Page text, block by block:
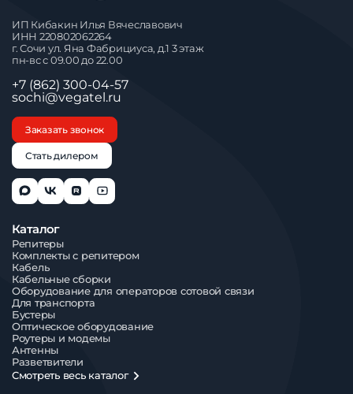
ИП Кибакин Илья Вячеславович⁠
ИНН 220802062264
г. Сочи ул. Яна Фабрициуса, д.1 3 этаж
пн-вс с 09.00 до 22.00
+7 (862) 300-04-57
sochi@vegatel.ru
Заказать звонок
Стать дилером
Каталог
Репитеры
Комплекты с репитером
Кабель
Кабельные сборки
Оборудование для операторов сотовой связи
Для транспорта
Бустеры
Оптическое оборудование
Роутеры и модемы
Антенны
Разветвители
Смотреть весь каталог